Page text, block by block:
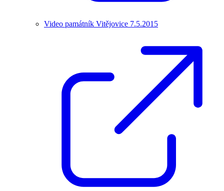
Video památník Vitějovice 7.5.2015